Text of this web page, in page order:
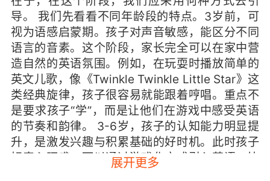
导。 我们先看看不同年龄段的特点。3岁前，可
视为语感启蒙期。孩子对声音敏感，能区分不同
语言的音素。这个阶段，家长完全可以在家中营
造自然的英语氛围。例如，在玩耍时播放简单的
英文儿歌，像《Twinkle Twinkle Little Star》这
类经典旋律，孩子很容易就能跟着哼唱。重点不
是要求孩子“学”，而是让他们在游戏中感受英语
的节奏和韵律。 3-6岁，孩子的认知能力明显提
升，是激发兴趣与积累基础的好时机。此时孩子
好奇心旺盛，可以通过游戏化方式引入英语。比
如，玩“找颜色”游戏时用英语说出颜色名称；吃
展开更多